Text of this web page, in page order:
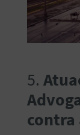
5.
contra